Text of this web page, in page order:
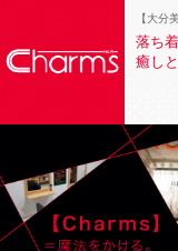
【大分
落ち
癒し